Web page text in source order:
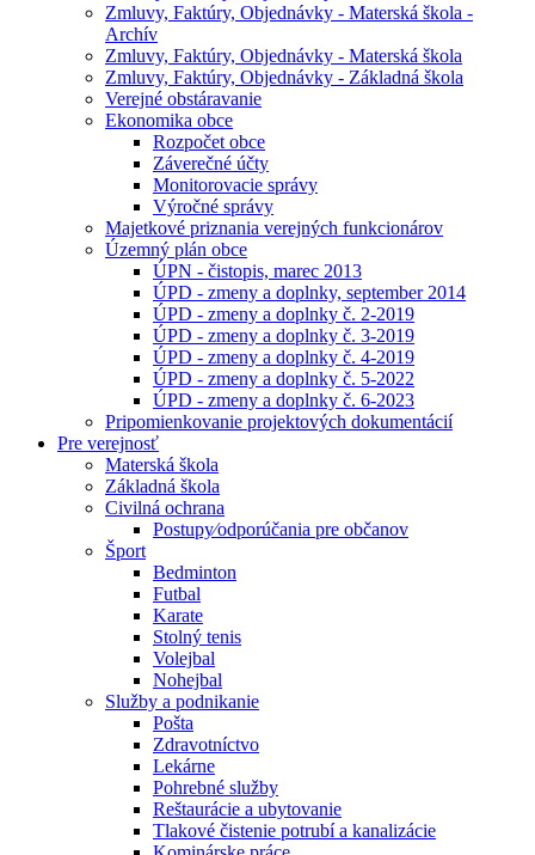
Zmluvy, Faktúry, Objednávky - Materská škola -
Archív
Zmluvy, Faktúry, Objednávky - Materská škola
Zmluvy, Faktúry, Objednávky - Základná škola
Verejné obstáravanie
Ekonomika obce
Rozpočet obce
Záverečné účty
Monitorovacie správy
Výročné správy
Majetkové priznania verejných funkcionárov
Územný plán obce
ÚPN - čistopis, marec 2013
ÚPD - zmeny a doplnky, september 2014
ÚPD - zmeny a doplnky č. 2-2019
ÚPD - zmeny a doplnky č. 3-2019
ÚPD - zmeny a doplnky č. 4-2019
ÚPD - zmeny a doplnky č. 5-2022
ÚPD - zmeny a doplnky č. 6-2023
Pripomienkovanie projektových dokumentácií
Pre verejnosť
Materská škola
Základná škola
Civilná ochrana
Postupy⁄odporúčania pre občanov
Šport
Bedminton
Futbal
Karate
Stolný tenis
Volejbal
Nohejbal
Služby a podnikanie
Pošta
Zdravotníctvo
Lekárne
Pohrebné služby
Reštaurácie a ubytovanie
Tlakové čistenie potrubí a kanalizácie